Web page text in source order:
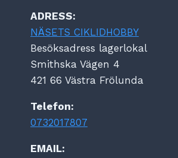
ADRESS:
NÄSETS CIKLIDHOBBY
Besöksadress lagerlokal
Smithska Vägen 4
421 66 Västra Frölunda
Telefon:
0732017807
EMAIL: